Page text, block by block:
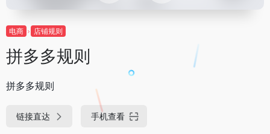
电商 店铺规则
拼多多规则
拼多多规则
链接直达 手机查看